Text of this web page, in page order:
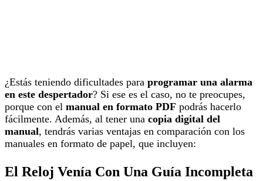
¿Estás teniendo dificultades para programar una alarma
en este despertador? Si ese es el caso, no te preocupes,
porque con el manual en formato PDF podrás hacerlo
fácilmente. Además, al tener una copia digital del
manual, tendrás varias ventajas en comparación con los
manuales en formato de papel, que incluyen:
El Reloj Venía Con Una Guía Incompleta